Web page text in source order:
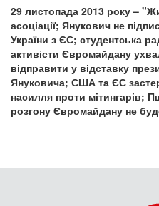
29 листопада 2013 року –
асоціації; Янукович не
України з ЄС; студентська
активісти Євромайдану
відправити у відставку
Януковича; США та ЄС
насилля проти мітингарів;
розгону Євромайдану не